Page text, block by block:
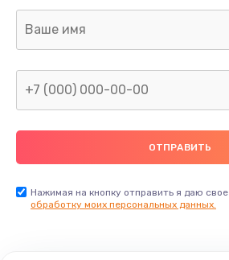
Нажимая на кнопку отправить я даю свое
обработку моих персональных данных.